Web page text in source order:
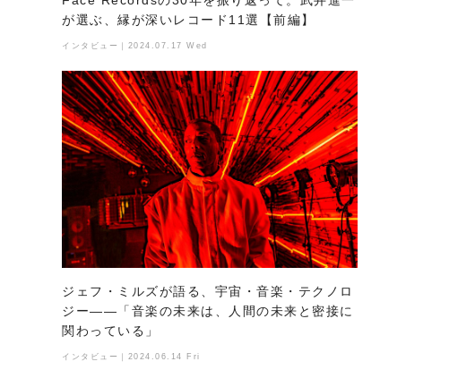
が選ぶ、縁が深いレコード11選【前編】
インタビュー｜2024.07.17 Wed
ジェフ・ミルズが語る、宇宙・音楽・テクノロ
ジー——「音楽の未来は、人間の未来と密接に
関わっている」
インタビュー｜2024.06.14 Fri